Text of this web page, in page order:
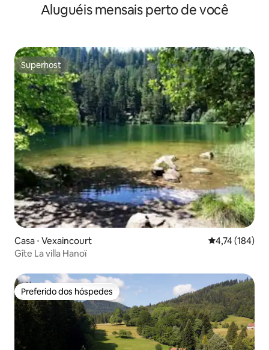
Aluguéis mensais perto de você
Superhost
Superhost
Casa ⋅ Vexaincourt 4,74 de uma
4,74 (184)
Gîte La villa Hanoï
Preferido dos hóspedes
Preferido dos hóspedes